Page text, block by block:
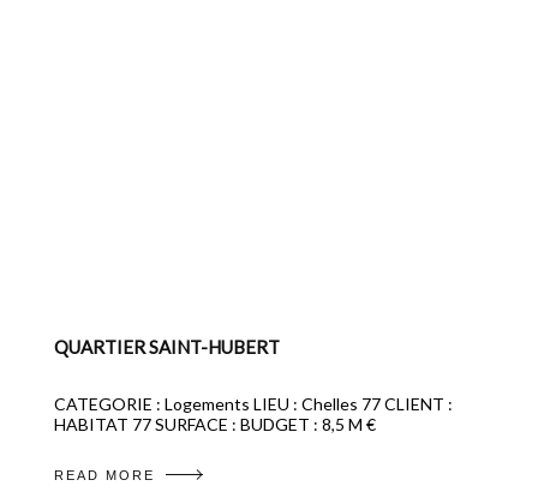
QUARTIER SAINT-HUBERT
CATEGORIE : Logements LIEU : Chelles 77 CLIENT :
HABITAT 77 SURFACE : BUDGET : 8,5 M €
READ MORE